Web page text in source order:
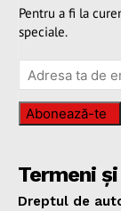
Pentru a fi la
speciale.
Abonează-te
Termeni
Dreptul de